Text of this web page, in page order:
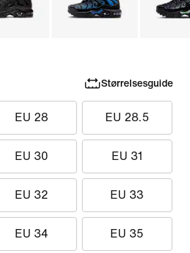
Størrelsesguide
EU 28 EU 28.5
EU 30 EU 31
EU 32 EU 33
EU 34 EU 35